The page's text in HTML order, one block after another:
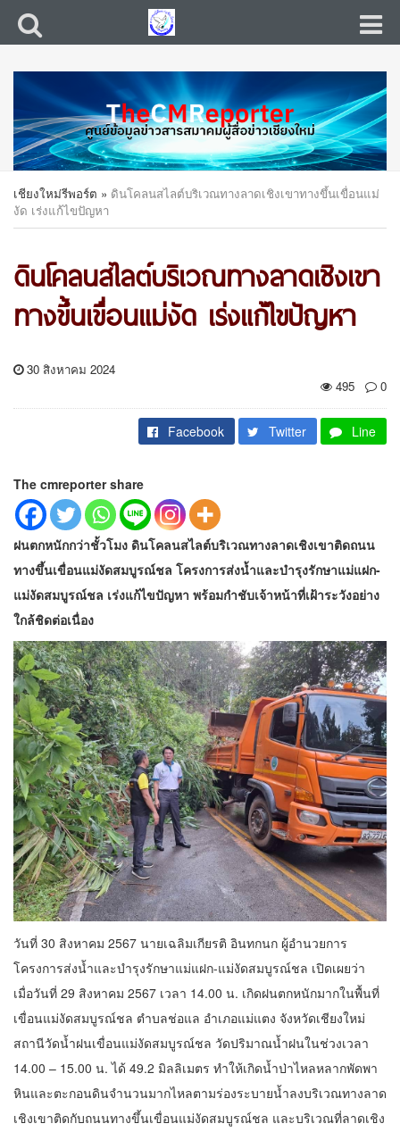
เชียงใหม่รีพอร์ต » ดินโคลนสไลต์บริเวณทางลาดเชิงเขาทางขึ้นเขื่อนแม่
งัด เร่งแก้ไขปัญหา
ดินโคลนสไลต์บริเวณทางลาดเชิงเขา
ทางขึ้นเขื่อนแม่งัด เร่งแก้ไขปัญหา
30 สิงหาคม 2024
495
0
Facebook Twitter Line
The cmreporter share
ฝนตกหนักกว่าชั้วโมง ดินโคลนสไลต์บริเวณทางลาดเชิงเขาติดถนน
ทางขึ้นเขื่อนแม่งัดสมบูรณ์ชล โครงการส่งน้ำและบำรุงรักษาแม่แฝก-
แม่งัดสมบูรณ์ชล เร่งแก้ไขปัญหา พร้อมกำชับเจ้าหน้าที่เฝ้าระวังอย่าง
ใกล้ชิดต่อเนื่อง
วันที่ 30 สิงหาคม 2567 นายเฉลิมเกียรติ อินทกนก ผู้อำนวยการ
โครงการส่งน้ำและบำรุงรักษาแม่แฝก-แม่งัดสมบูรณ์ชล เปิดเผยว่า
เมื่อวันที่ 29 สิงหาคม 2567 เวลา 14.00 น. เกิดฝนตกหนักมากในพื้นที่
เขื่อนแม่งัดสมบูรณ์ชล ตำบลช่อแล อำเภอแม่แตง จังหวัดเชียงใหม่
สถานีวัดน้ำฝนเขื่อนแม่งัดสมบูรณ์ชล วัดปริมาณน้ำฝนในช่วงเวลา
14.00 – 15.00 น. ได้ 49.2 มิลลิเมตร ทำให้เกิดน้ำป่าไหลหลากพัดพา
หินและตะกอนดินจำนวนมากไหลตามร่องระบายน้ำลงบริเวณทางลาด
เชิงเขาติดกับถนนทางขึ้นเขื่อนแม่งัดสมบูรณ์ชล และบริเวณที่ลาดเชิง